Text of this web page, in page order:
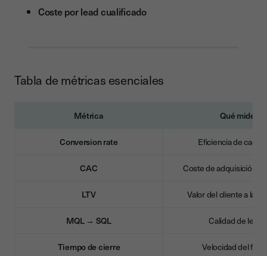
Coste por lead cualificado
Tabla de métricas esenciales
Métrica Qué mide
Conversion rate Eficiencia de cada
CAC Coste de adquisición
LTV Valor del cliente a
MQL → SQL Calidad de leads
Tiempo de cierre Velocidad del